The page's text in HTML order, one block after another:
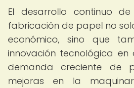
El desarrollo continuo
fabricación de papel no
económico, sino que
innovación tecnológica en
demanda creciente de
mejoras en la